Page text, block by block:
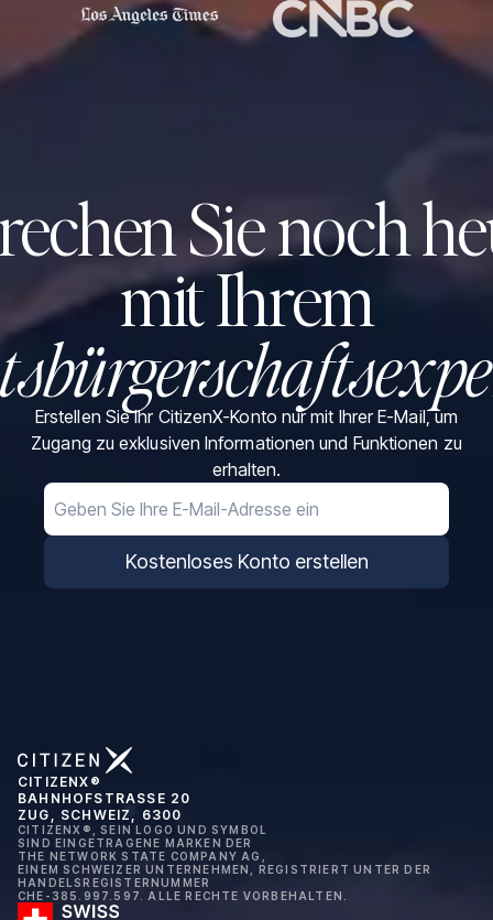
Sie noch
mit Ihrem
Erstellen Sie Ihr CitizenX-Konto nur mit Ihrer E-Mail, um
Zugang zu exklusiven Informationen und Funktionen zu
erhalten.
Email
Kostenloses Konto erstellen
CITIZENX®
BAHNHOFSTRASSE 20
ZUG, SCHWEIZ, 6300
CITIZENX®, SEIN LOGO UND SYMBOL
SIND EINGETRAGENE MARKEN DER
THE NETWORK STATE COMPANY AG,
EINEM SCHWEIZER UNTERNEHMEN, REGISTRIERT UNTER DER
HANDELSREGISTERNUMMER
CHE-385.997.597. ALLE RECHTE VORBEHALTEN.